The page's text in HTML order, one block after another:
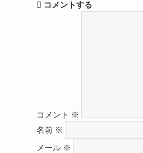
コメントする
コメント ※
名前 ※
メール ※